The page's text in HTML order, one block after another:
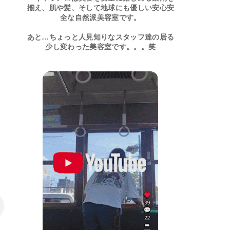
揃え、肌や髪、そして地球にも優しい安心安
全な自然派美容室です。
あと…ちょっと人見知りなスタッフ達の居る
少し変わった美容室です。。。笑